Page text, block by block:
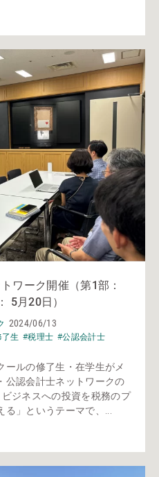
ワーク開催（第1部：
5月20日）
2024/06/13
生 #税理士 #公認会計士
ールの修了生・在学生がメ
公認会計士ネットワークの
ジネスへの投資を税務のプ
」というテーマで、...